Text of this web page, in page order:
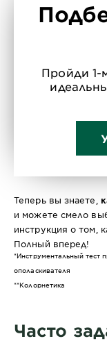
Пройди 1-
Теперь вы знаете,
и можете смело
инструкция о том,
Полный вперед!
*Инструментальный тест
ополаскивателя
**Колорнетика
Часто